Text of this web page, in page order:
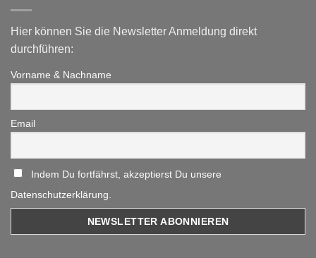
Hier können Sie die Newsletter Anmeldung direkt
durchführen:
Vorname & Nachname
Email
Indem Du fortfährst, akzeptierst Du unsere
Datenschutzerklärung.